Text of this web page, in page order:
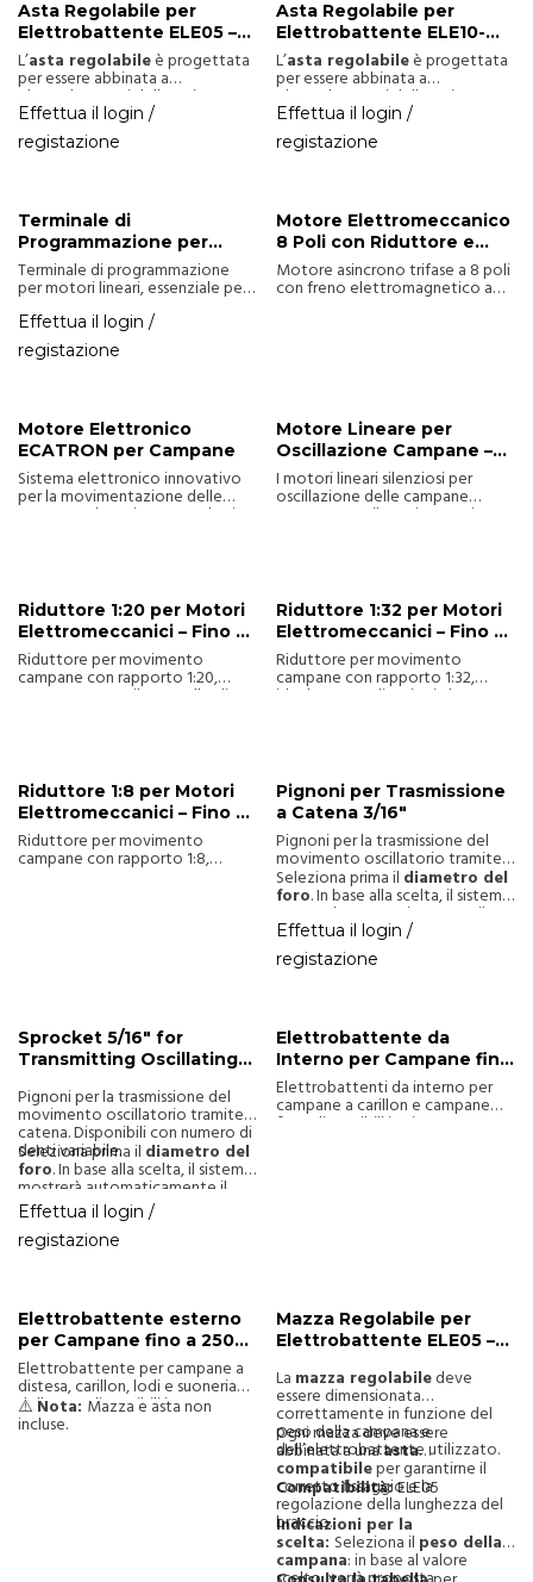
Asta Regolabile per
Elettrobattente ELE05 –
Per Campane fino a 100
kg
L’asta regolabileè progettata
per essere abbinata a
elettrobattenti della serie
ELE05. Consente di adattare la
lunghezza in base alle esigenze di
installazione, perfetta per
Effettua il login /
registazione
Asta Regolabile per
Elettrobattente ELE10-
ELE15 – Per Campane fino
a 1500kg
L’asta regolabileè progettata
per essere abbinata a
elettrobattenti della serie
ELE10-ELE15. Consente di
adattare la lunghezza in base alle
esigenze di installazione,
Effettua il login /
registazione
Terminale di
Programmazione per
Motori Lineari
Terminale di programmazione
per motori lineari, essenziale per
configurare e gestire le
impostazioni del motore.
Effettua il login /
registazione
Motore Elettromeccanico
8 Poli con Riduttore e
Freno Elettromagnetico
Motore asincrono trifase a 8 poli
con freno elettromagnetico a
220 VDC e protezione IP55.
Motore Elettronico
ECATRON per Campane
Sistema elettronico innovativo
per la movimentazione delle
campane che unisce tecnologia
facile programmazione.
Alimentazione 220 VAC
monofase con generazione
automatica del trifase,
utilizzo di motori standard a
bassa potenza, regolazione
Motore Lineare per
Oscillazione Campane –
Fino a 2500 kg
I motori lineari silenziosi per
oscillazione delle campane
trasmettono il movimento in
un'ottima efficienza e
performance del suono.
Riduttore 1:20 per Motori
Elettromeccanici – Fino a
4 Camme
Riduttore per movimento
campane con rapporto 1:20,
progettato per il controllo di
installazione.
Riduttore 1:32 per Motori
Elettromeccanici – Fino a
6 Camme
Riduttore per movimento
campane con rapporto 1:32,
ideale per applicazioni che
Riduttore 1:8 per Motori
Elettromeccanici – Fino a
4 Camme
Riduttore per movimento
campane con rapporto 1:8,
utilizzato per il controllo di
Pignoni per Trasmissione
a Catena 3/16"
Pignoni per la trasmissione del
movimento oscillatorio tramite
catena. Disponibili con numero di
denti variabile.
Seleziona prima il diametro del
foro. In base alla scelta, il sistema
mostrerà automaticamente il
numero di denti (Z)
per quel diametro.
Effettua il login /
registazione
Sprocket 5/16" for
Transmitting Oscillating
Bells
Pignoni per la trasmissione del
movimento oscillatorio tramite
catena. Disponibili con numero di
denti variabile.
Seleziona prima il diametro del
foro. In base alla scelta, il sistema
mostrerà automaticamente il
numero di denti (Z)
per quel diametro.
Effettua il login /
registazione
Elettrobattente da
Interno per Campane fino
a 500kg
Elettrobattenti da interno per
campane a carillon e campane
fisse, disponibili in cinque
Elettrobattente esterno
per Campane fino a 2500
kg
Elettrobattente per campane a
distesa, carillon, lodi e suoneria
delle ore, disponibili in quattro
tipologie per campane da 15 kg a
⚠️Nota: Mazza e asta non
incluse.
Mazza Regolabile per
Elettrobattente ELE05 –
kg
La mazza regolabiledeve
essere dimensionata
correttamente in funzione del
peso della campana e
dell’elettrobattente utilizzato.
Ogni mazza deve essere
abbinata a unaasta
compatibileper garantirne il
corretto fissaggio e la
regolazione della lunghezza del
braccio.
Compatibilità:ELE05
Indicazioni per la
scelta: Seleziona il peso della
campana: in base al valore